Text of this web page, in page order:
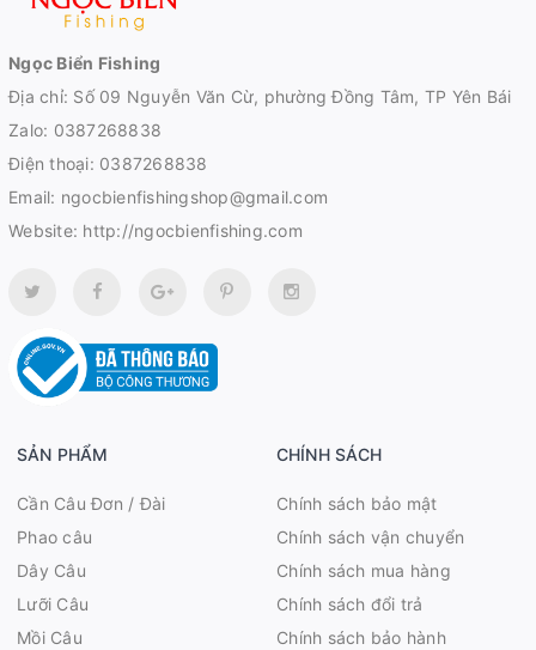
Ngọc Biển Fishing
Địa chỉ: Số 09 Nguyễn Văn Cừ, phường Đồng Tâm, TP Yên Bái
Zalo: 0387268838
Điện thoại: 0387268838
Email: ngocbienfishingshop@gmail.com
Website: http://ngocbienfishing.com
SẢN PHẨM
Cần Câu Đơn / Đài
Phao câu
Dây Câu
Lưỡi Câu
Mồi Câu
CHÍNH SÁCH
Chính sách bảo mật
Chính sách vận chuyển
Chính sách mua hàng
Chính sách đổi trả
Chính sách bảo hành